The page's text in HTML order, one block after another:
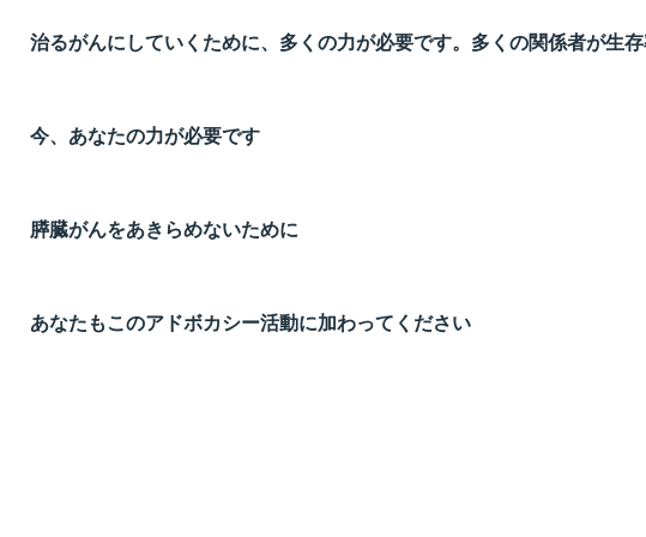
治るがんにしていくために、多くの力が必要です。多くの関係者が生
今、あなたの力が必要です
膵臓がんをあきらめないために
あなたもこのアドボカシー活動に加わってください